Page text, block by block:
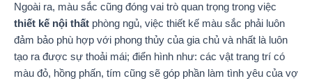
Ngoài ra, màu sắc cũng đóng vai trò quan trọng trong việc
thiết kế nội thất phòng ngủ, việc thiết kế màu sắc phải luôn
đảm bảo phù hợp với phong thủy của gia chủ và nhất là luôn
tạo ra được sự thoải mái; điển hình như: các vật trang trí có
màu đỏ, hồng phấn, tím cũng sẽ góp phần làm tình yêu của vợ